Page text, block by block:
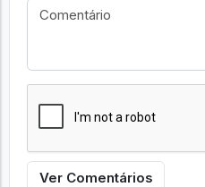
Ver Comentários